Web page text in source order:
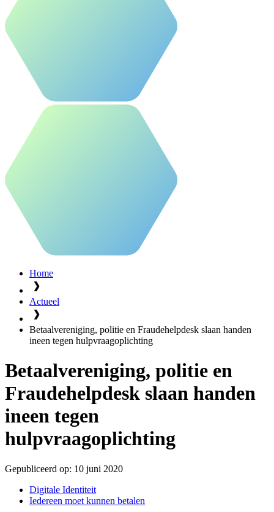
Home
Actueel
Betaalvereniging, politie en Fraudehelpdesk slaan handen
ineen tegen hulpvraagoplichting
Betaalvereniging, politie en
Fraudehelpdesk slaan handen
ineen tegen
hulpvraagoplichting
Gepubliceerd op: 10 juni 2020
Digitale Identiteit
Iedereen moet kunnen betalen